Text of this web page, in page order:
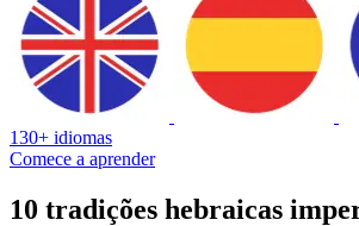
130+ idiomas
Comece a aprender
10 tradições hebraicas